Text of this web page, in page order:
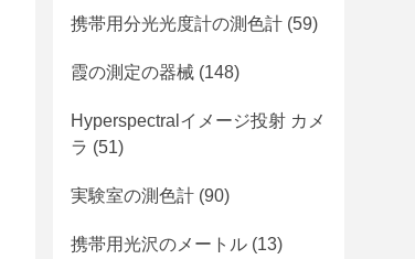
携帯用分光光度計の測色計 (59)
霞の測定の器械 (148)
Hyperspectralイメージ投射 カメ
ラ (51)
実験室の測色計 (90)
携帯用光沢のメートル (13)